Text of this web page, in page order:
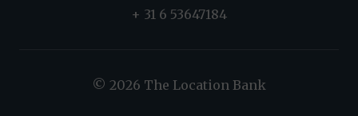
+ 31 6 53647184
© 2026 The Location Bank